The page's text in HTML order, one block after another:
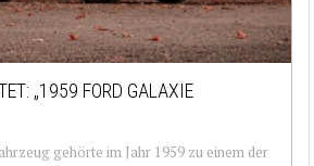
„1959 FORD GALAXIE
gehörte im Jahr 1959 zu einem der